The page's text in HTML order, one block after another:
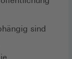
sind